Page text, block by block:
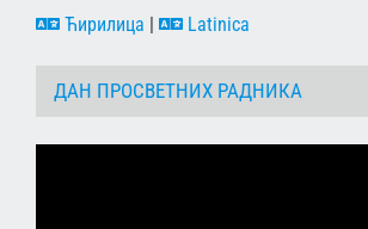
Ћирилица | Latinica
ДАН ПРОСВЕТНИХ РАДНИКА